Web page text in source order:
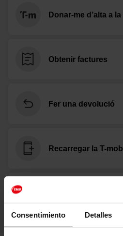
Consentimiento Detalles
Donar-me d’alta a
Obtenir factures
Fer una devolució
Recarregar la T-